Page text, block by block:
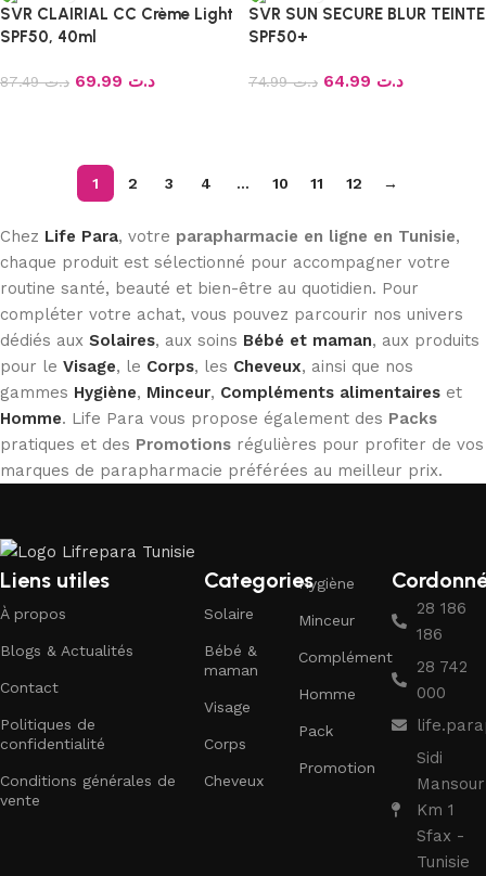
SVR CLAIRIAL CC Crème Light
SPF50, 40ml
د.ت87.49 د.ت
SVR SUN SECURE BLUR TEINTE
SPF50+
د.ت74.99 د.ت
1 2 3 4 … 10 11 12 →
Chez Life Para, votre parapharmacie en ligne en Tunisie,
chaque produit est sélectionné pour accompagner votre
routine santé, beauté et bien-être au quotidien. Pour
compléter votre achat, vous pouvez parcourir nos univers
dédiés aux Solaires, aux soins Bébé et maman, aux produits
pour le Visage, le Corps, les Cheveux, ainsi que nos
gammes Hygiène, Minceur, Compléments alimentaires et
Homme. Life Para vous propose également des Packs
pratiques et des Promotions régulières pour profiter de vos
marques de parapharmacie préférées au meilleur prix.
Liens utiles
À propos
Blogs & Actualités
Contact
Politiques de
confidentialité
Conditions générales de
vente
Categories
Solaire
Bébé &
maman
Visage
Corps
Cheveux
Hygiène
Minceur
Complément
Homme
Pack
Promotion
28 186
186
28 742
000
Sidi
Mansour
Km 1
Sfax -
Tunisie